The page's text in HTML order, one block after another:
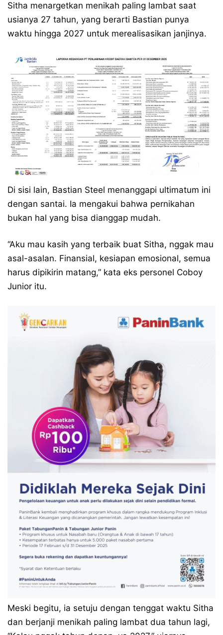
Sitha menargetkan menikah paling lambat saat
usianya 27 tahun, yang berarti Bastian punya
waktu hingga 2027 untuk merealisasikan janjinya.
Di sisi lain, Bastian Steel menanggapi ultimatum ini
dengan santai. Ia mengakui bahwa pernikahan
bukan hal yang bisa dianggap mudah.
“Aku mau kasih yang terbaik buat Sitha, nggak mau
asal-asalan. Finansial, kesiapan emosional, semua
harus dipikirin matang,” kata eks personel Coboy
Junior itu.
Meski begitu, ia setuju dengan tenggat waktu Sitha
dan berjanji menikah paling lambat dua tahun lagi,